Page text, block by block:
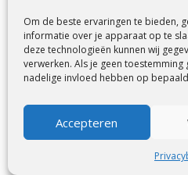
Om de beste ervaringen te bieden,
informatie over je apparaat op te
deze technologieën kunnen wij
verwerken. Als je geen
nadelige invloed hebben op
Accepteren